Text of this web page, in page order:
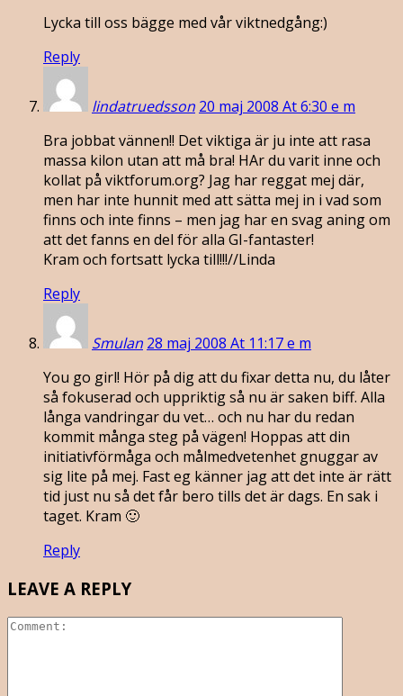
Lycka till oss bägge med vår viktnedgång:)
Reply
lindatruedsson 20 maj 2008 At 6:30 e m
Bra jobbat vännen!! Det viktiga är ju inte att rasa
massa kilon utan att må bra! HAr du varit inne och
kollat på viktforum.org? Jag har reggat mej där,
men har inte hunnit med att sätta mej in i vad som
finns och inte finns – men jag har en svag aning om
att det fanns en del för alla GI-fantaster!
Kram och fortsatt lycka till!!!//Linda
Reply
Smulan 28 maj 2008 At 11:17 e m
You go girl! Hör på dig att du fixar detta nu, du låter
så fokuserad och uppriktig så nu är saken biff. Alla
långa vandringar du vet… och nu har du redan
kommit många steg på vägen! Hoppas att din
initiativförmåga och målmedvetenhet gnuggar av
sig lite på mej. Fast eg känner jag att det inte är rätt
tid just nu så det får bero tills det är dags. En sak i
taget. Kram 🙂
Reply
LEAVE A REPLY